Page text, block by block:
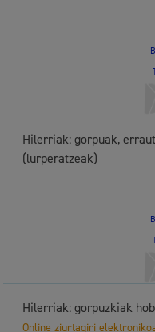
Hilerriak: gorpuak,
(lurperatzeak)
Hilerriak: gorpuzkiak
Online ziurtagiri